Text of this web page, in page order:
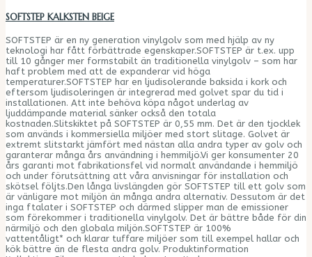
SOFTSTEP KALKSTEN BEIGE
SOFTSTEP är en ny generation vinylgolv som med hjälp av ny
teknologi har fått förbättrade egenskaper.SOFTSTEP är t.ex. upp
till 10 gånger mer formstabilt än traditionella vinylgolv – som har
haft problem med att de expanderar vid höga
temperaturer.SOFTSTEP har en ljudisolerande baksida i kork och
eftersom ljudisoleringen är integrerad med golvet spar du tid i
installationen. Att inte behöva köpa något underlag av
ljuddämpande material sänker också den totala
kostnaden.Slitskiktet på SOFTSTEP är 0,55 mm. Det är den tjocklek
som används i kommersiella miljöer med stort slitage. Golvet är
extremt slitstarkt jämfört med nästan alla andra typer av golv och
garanterar många års användning i hemmiljö.Vi ger konsumenter 20
års garanti mot fabrikationsfel vid normalt användande i hemmiljö
och under förutsättning att våra anvisningar för installation och
skötsel följts.Den långa livslängden gör SOFTSTEP till ett golv som
är vänligare mot miljön än många andra alternativ. Dessutom är det
inga ftalater i SOFTSTEP och därmed slipper man de emissioner
som förekommer i traditionella vinylgolv. Det är bättre både för din
närmiljö och den globala miljön.SOFTSTEP är 100%
vattentåligt* och klarar tuffare miljöer som till exempel hallar och
kök bättre än de flesta andra golv. Produktinformation